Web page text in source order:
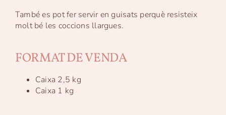
També es pot fer servir en guisats perquè resisteix
molt bé les coccions llargues.
FORMAT DE VENDA
Caixa 2,5 kg
Caixa 1 kg